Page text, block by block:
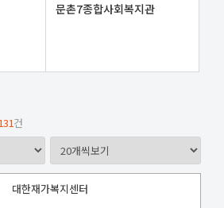
문촌7종합사회복지관
건
대한재가복지센터